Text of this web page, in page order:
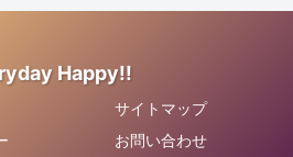
Happy!!
サイトマップ
お問い合わせ